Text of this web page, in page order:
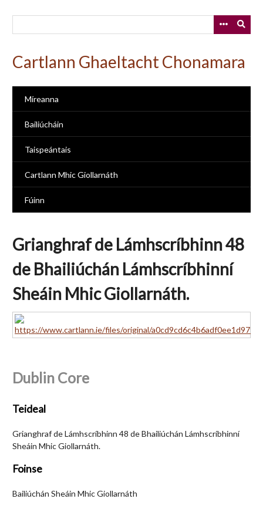
Cartlann Ghaeltacht Chonamara
Míreanna
Bailiúcháin
Taispeántais
Cartlann Mhic Giollarnáth
Fúinn
Grianghraf de Lámhscríbhinn 48
de Bhailiúchán Lámhscríbhinní
Sheáin Mhic Giollarnáth.
Dublin Core
Teideal
Grianghraf de Lámhscríbhinn 48 de Bhailiúchán Lámhscríbhinní
Sheáin Mhic Giollarnáth.
Foinse
Bailiúchán Sheáin Mhic Giollarnáth